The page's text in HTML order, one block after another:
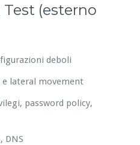
(esterno
deboli
lateral movement
password policy,
DNS